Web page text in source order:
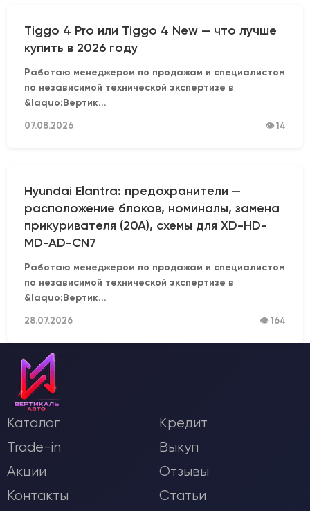
Tiggo 4 Pro или Tiggo 4 New — что лучше
купить в 2026 году
Работаю менеджером по продажам и специалистом
по независимой технической экспертизе в
&laquo;Вертик...
07.08.2026 👁 14
Hyundai Elantra: предохранители —
расположение блоков, номиналы, замена
прикуривателя (20А), схемы для XD-HD-
MD-AD-CN7
Работаю менеджером по продажам и специалистом
по независимой технической экспертизе в
&laquo;Вертик...
28.07.2026 👁 164
Каталог
Кредит
Trade-in
Выкуп
Акции
Отзывы
Контакты
Статьи